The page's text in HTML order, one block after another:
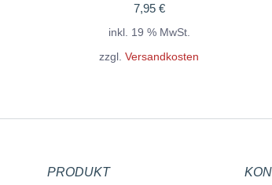
7,95 €
inkl. 19 % MwSt.
zzgl. Versandkosten
PRODUKT